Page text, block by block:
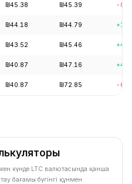
₪45.38 ₪45.39 -
₪44.18 ₪44.79
₪43.52 ₪45.46
₪40.87 ₪47.16
₪40.87 ₪72.85 -
күнде LTC валютасында қанша
бағамы бүгінгі құнмен